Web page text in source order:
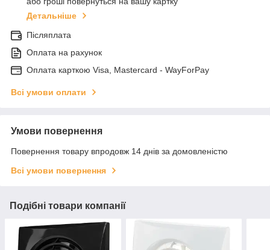
Детальніше
Післяплата
Оплата на рахунок
Оплата карткою Visa, Mastercard - WayForPay
Всі умови оплати
Умови повернення
Повернення товару впродовж 14 днів за домовленістю
Всі умови повернення
Подібні товари компанії